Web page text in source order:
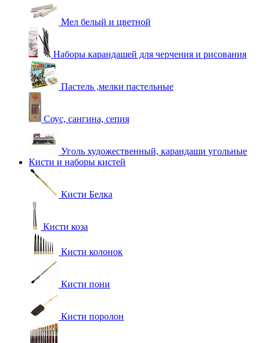
Мел белый и цветной
Наборы карандашей для черчения и рисования
Пастель ,мелки пастельные
Соус, сангина, сепия
Уголь художественный, карандаши угольные
Кисти и наборы кистей
Кисти Белка
Кисти коза
Кисти колонок
Кисти пони
Кисти поролон